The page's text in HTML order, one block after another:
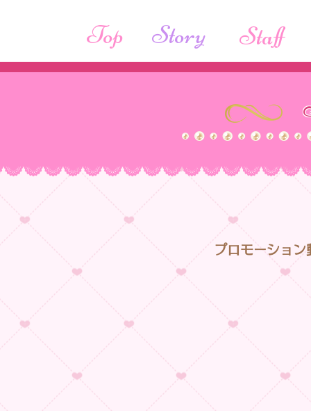
Top Story Staff
プロモーショ